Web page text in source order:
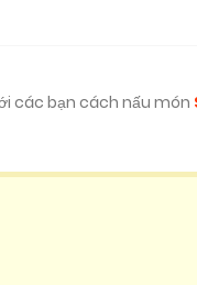
các bạn cách nấu món